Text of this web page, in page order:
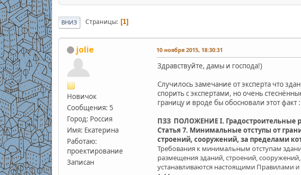
ВНИЗ Страницы 1
jolie
Новичок
Сообщения: 5
Город: Россия
Имя: Екатерина
Работаю:
проектирование
Записан
10 ноября 2015, 18:30:31
Здравствуйте, дамы и господа!)
Случилось замечание от эксперта что
спорить с экспертами, но очень
границу и вроде бы обосновали этот факт :
ПЗЗ ПОЛОЖЕНИЕ I. Градостроительные
Статья 7. Минимальные отступы от
строений, сооружений, за пределами
Требования к минимальным отступам
размещения зданий, строений,
устанавливаются настоящими Правилами